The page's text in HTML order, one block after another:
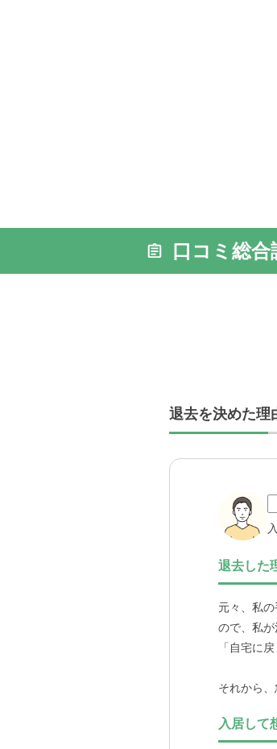
口コミ総合
退去を決めた理
退去した
元々、私
ので、私
「自宅に
それから
入居して